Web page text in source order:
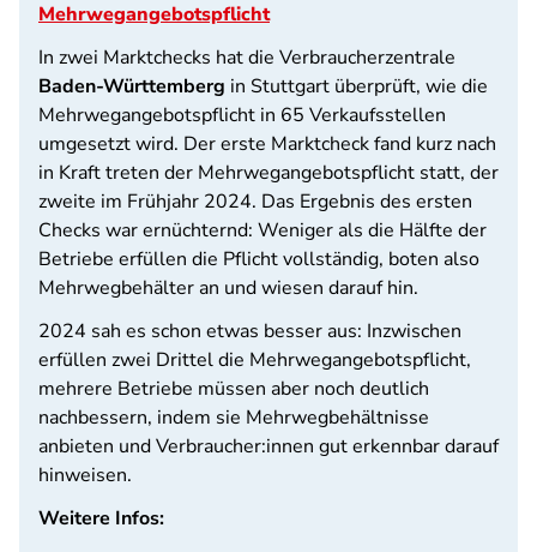
Mehrwegangebotspflicht
In zwei Marktchecks hat die Verbraucherzentrale
Baden-Württemberg in Stuttgart überprüft, wie die
Mehrwegangebotspflicht in 65 Verkaufsstellen
umgesetzt wird. Der erste Marktcheck fand kurz nach
in Kraft treten der Mehrwegangebotspflicht statt, der
zweite im Frühjahr 2024. Das Ergebnis des ersten
Checks war ernüchternd: Weniger als die Hälfte der
Betriebe erfüllen die Pflicht vollständig, boten also
Mehrwegbehälter an und wiesen darauf hin.
2024 sah es schon etwas besser aus: Inzwischen
erfüllen zwei Drittel die Mehrwegangebotspflicht,
mehrere Betriebe müssen aber noch deutlich
nachbessern, indem sie Mehrwegbehältnisse
anbieten und Verbraucher:innen gut erkennbar darauf
hinweisen.
Weitere Infos: